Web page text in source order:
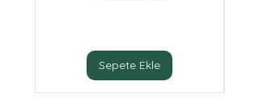
Sepete Ekle